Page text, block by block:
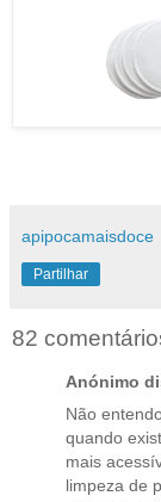
apipocamaisdoce
Partilhar
82
Anónimo
Não
quando
mais
limpeza de